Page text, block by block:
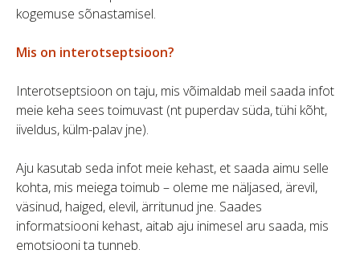
kogemuse sõnastamisel.
Mis on interotseptsioon?
Interotseptsioon on taju, mis võimaldab meil saada infot
meie keha sees toimuvast (nt puperdav süda, tühi kõht,
iiveldus, külm-palav jne).
Aju kasutab seda infot meie kehast, et saada aimu selle
kohta, mis meiega toimub – oleme me näljased, ärevil,
väsinud, haiged, elevil, ärritunud jne. Saades
informatsiooni kehast, aitab aju inimesel aru saada, mis
emotsiooni ta tunneb.